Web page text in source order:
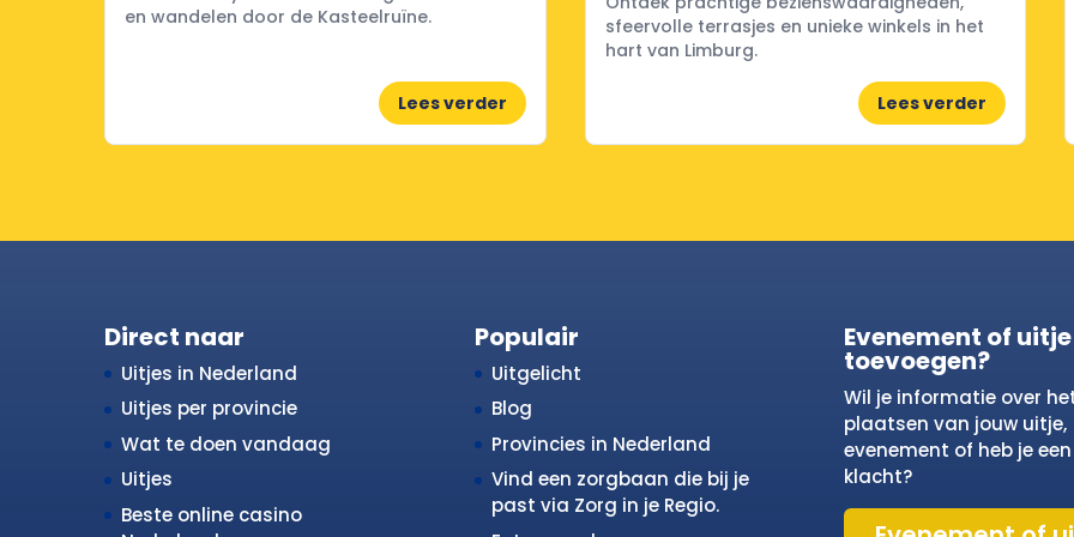
en wandelen door de Kasteelruïne.
Lees verder
sfeervolle terrasjes en unieke winkels in het
hart van Limburg.
Lees verder
Direct naar
Uitjes in Nederland
Uitjes per provincie
Wat te doen vandaag
Uitjes
Beste online casino
Populair
Uitgelicht
Blog
Provincies in Nederland
Vind een zorgbaan die bij je
past via Zorg in je Regio.
Evenement of uitje
toevoegen?
Wil je informatie over
plaatsen van jouw uitje,
evenement of heb je een
klacht?